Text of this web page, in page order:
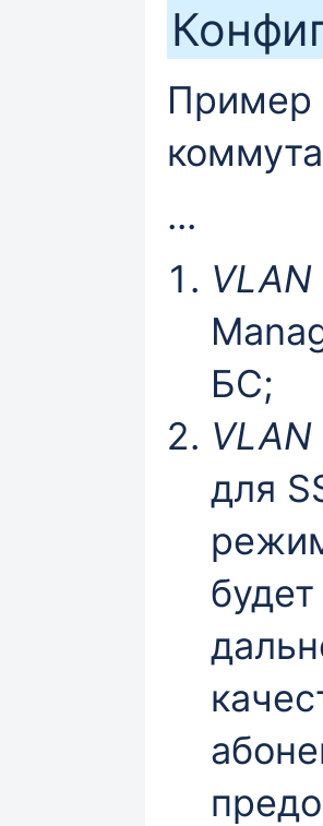
Пример
...
БС;
VLAN
для